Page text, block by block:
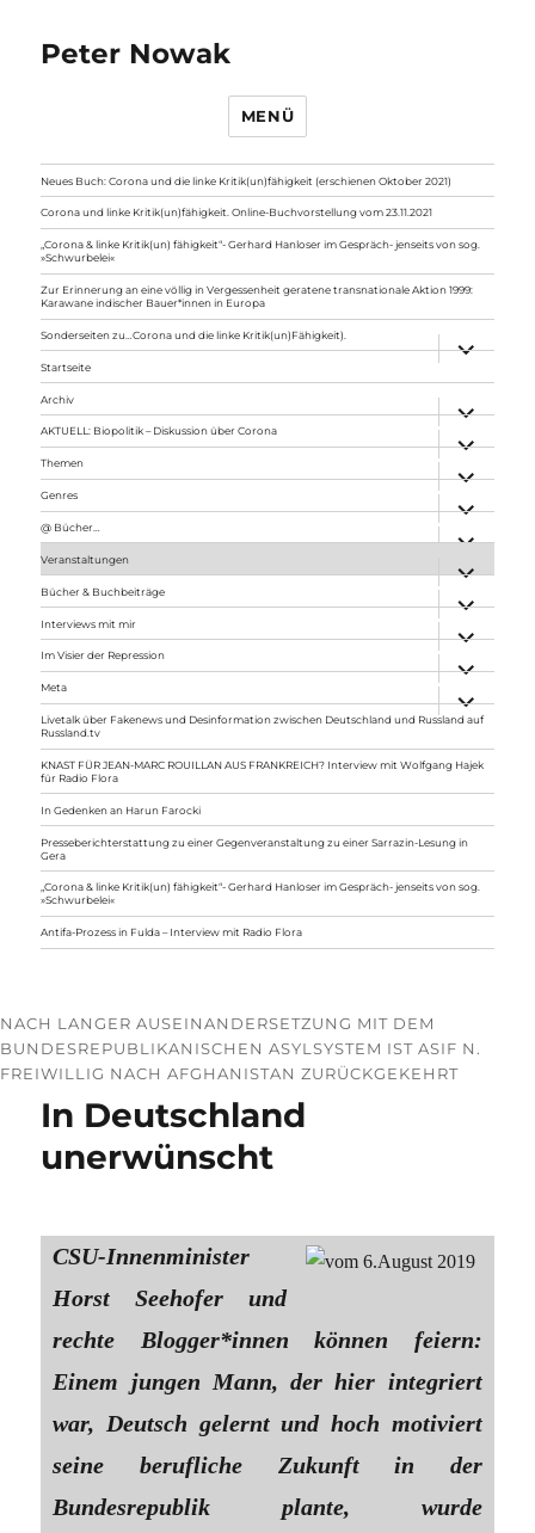
Peter Nowak
MENÜ
Neues Buch: Corona und die linke Kritik(un)fähigkeit (erschienen Oktober 2021)
Corona und linke Kritik(un)fähigkeit. Online-Buchvorstellung vom 23.11.2021
„Corona & linke Kritik(un) fähigkeit“- Gerhard Hanloser im Gespräch- jenseits von sog.
»Schwurbelei«
Zur Erinnerung an eine völlig in Vergessenheit geratene transnationale Aktion 1999:
Karawane indischer Bauer*innen in Europa
Sonderseiten zu…Corona und die linke Kritik(un)Fähigkeit).
anzeigen
Startseite
Archiv
anzeigen
AKTUELL: Biopolitik – Diskussion über Corona
anzeigen
Themen
anzeigen
Genres
anzeigen
@ Bücher…
Veranstaltungen
anzeigen
Bücher & Buchbeiträge
anzeigen
Interviews mit mir
anzeigen
Im Visier der Repression
anzeigen
Meta
anzeigen
Livetalk über Fakenews und Desinformation zwischen Deutschland und Russland auf
Russland.tv
KNAST FÜR JEAN-MARC ROUILLAN AUS FRANKREICH? Interview mit Wolfgang Hajek
für Radio Flora
In Gedenken an Harun Farocki
Presseberichterstattung zu einer Gegenveranstaltung zu einer Sarrazin-Lesung in
Gera
„Corona & linke Kritik(un) fähigkeit“- Gerhard Hanloser im Gespräch- jenseits von sog.
»Schwurbelei«
Antifa-Prozess in Fulda – Interview mit Radio Flora
NACH LANGER AUSEINANDERSETZUNG MIT DEM
BUNDESREPUBLIKANISCHEN ASYLSYSTEM IST ASIF N.
FREIWILLIG NACH AFGHANISTAN ZURÜCKGEKEHRT
In Deutschland
unerwünscht
CSU-Innenminister
Horst Seehofer und
rechte Blogger*innen können feiern:
Einem jungen Mann, der hier integriert
war, Deutsch gelernt und hoch motiviert
seine berufliche Zukunft in der
Bundesrepublik plante, wurde